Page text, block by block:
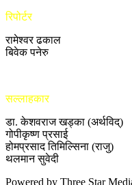
रिपोर्टर
रामेश्वर ढकाल
बिवेक पनेरु
सल्लाहकार
डा. केशवराज खड्का (अर्थविद्)
गोपीकृष्ण प्रसाई
होमप्रसाद तिमिल्सिना (राजु)
थलमान सुवेदी
Powered by Three Star